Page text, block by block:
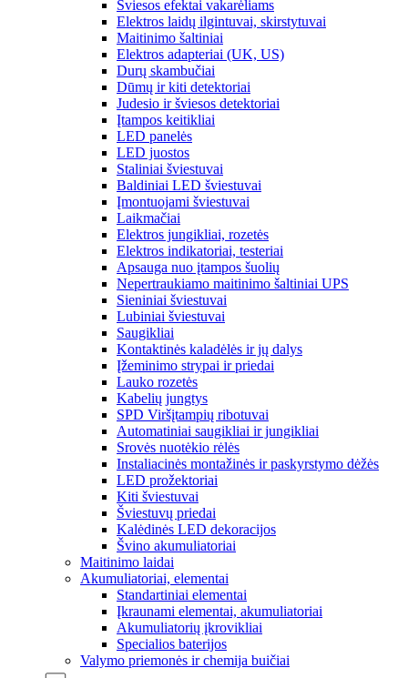
Šviesos efektai vakarėliams
Elektros laidų ilgintuvai, skirstytuvai
Maitinimo šaltiniai
Elektros adapteriai (UK, US)
Durų skambučiai
Dūmų ir kiti detektoriai
Judesio ir šviesos detektoriai
Įtampos keitikliai
LED panelės
LED juostos
Staliniai šviestuvai
Baldiniai LED šviestuvai
Įmontuojami šviestuvai
Laikmačiai
Elektros jungikliai, rozetės
Elektros indikatoriai, testeriai
Apsauga nuo įtampos šuolių
Nepertraukiamo maitinimo šaltiniai UPS
Sieniniai šviestuvai
Lubiniai šviestuvai
Saugikliai
Kontaktinės kaladėlės ir jų dalys
Įžeminimo strypai ir priedai
Lauko rozetės
Kabelių jungtys
SPD Viršįtampių ribotuvai
Automatiniai saugikliai ir jungikliai
Srovės nuotėkio rėlės
Instaliacinės montažinės ir paskyrstymo dėžės
LED prožektoriai
Kiti šviestuvai
Šviestuvų priedai
Kalėdinės LED dekoracijos
Švino akumuliatoriai
Maitinimo laidai
Akumuliatoriai, elementai
Standartiniai elementai
Įkraunami elementai, akumuliatoriai
Akumuliatorių įkrovikliai
Specialios baterijos
Valymo priemonės ir chemija buičiai